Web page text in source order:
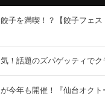
子を満喫！？【餃子フェス
！話題のズパゲッティでク
今年も開催！『仙台オク